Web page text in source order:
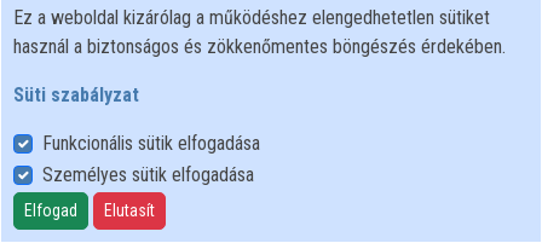
Felhasználói szabályzat
Adatkezelési tájékoztató
Süti szabályzat
Ez a weboldal kizárólag a működéshez elengedhetetlen sütiket
használ a biztonságos és zökkenőmentes böngészés érdekében.
Süti szabályzat
Funkcionális sütik elfogadása
Személyes sütik elfogadása
Elfogad Elutasít